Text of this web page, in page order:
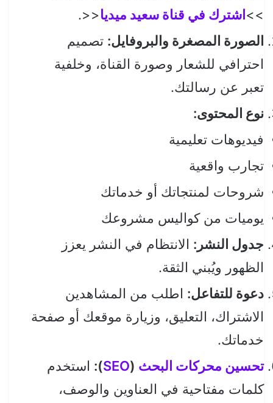
>>اشترك في قناة سعيد ميديا<<.
الصورة المصغرة والبروفايل: تصميم
احترافي للشعار وصورة القناة، وخلفية
تعبر عن رسالتك.
نوع المحتوى:
فيديوهات تعليمية
تجارب واقعية
شروحات لمنتجاتك أو خدماتك
يوميات من كواليس مشروعك
جدول النشر: الانتظام في النشر يعزز
الظهور ويُبني الثقة.
دعوة للتفاعل: اطلب من المشاهدين
الاشتراك، التعليق، وزيارة موقعك أو صفحة
خدماتك.
تحسين محركات البحث (
SEO
): استخدم
كلمات مفتاحية في العناوين والوصف،